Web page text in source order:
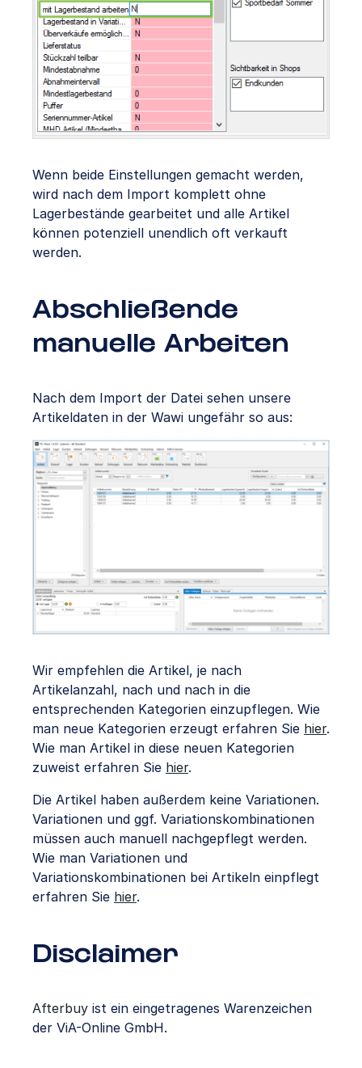
Wenn beide Einstellungen gemacht werden,
wird nach dem Import komplett ohne
Lagerbestände gearbeitet und alle Artikel
können potenziell unendlich oft verkauft
werden.
Abschließende
manuelle Arbeiten
Nach dem Import der Datei sehen unsere
Artikeldaten in der Wawi ungefähr so aus:
Wir empfehlen die Artikel, je nach
Artikelanzahl, nach und nach in die
entsprechenden Kategorien einzupflegen. Wie
man neue Kategorien erzeugt erfahren Sie hier.
Wie man Artikel in diese neuen Kategorien
zuweist erfahren Sie hier.
Die Artikel haben außerdem keine Variationen.
Variationen und ggf. Variationskombinationen
müssen auch manuell nachgepflegt werden.
Wie man Variationen und
Variationskombinationen bei Artikeln einpflegt
erfahren Sie hier.
Disclaimer
Afterbuy ist ein eingetragenes Warenzeichen
der ViA-Online GmbH.